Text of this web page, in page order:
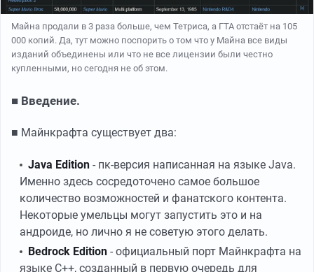
Майна продали в 3 раза больше, чем Тетриса, а ГТА отстаёт на 105
000 копий. Да, тут можно поспорить о том что у Майна все виды
изданий объединены или что не все лицензии были честно
купленными, но сегодня не об этом.
■ Введение.
■ Майнкрафта существует два:
Java Edition - пк-версия написанная на языке Java.
Именно здесь сосредоточено самое большое
количество возможностей и фанатского контента.
Некоторые умельцы могут запустить это и на
андроиде, но лично я не советую этого делать.
Bedrock Edition - официальный порт Майнкрафта на
языке C++, созданный в первую очередь для